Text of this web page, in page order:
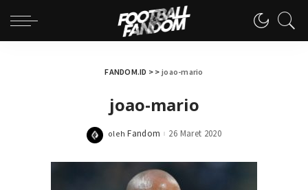
FANDOM.ID > > joao-mario
joao-mario
Posted
oleh Fandom 26 Maret 2020